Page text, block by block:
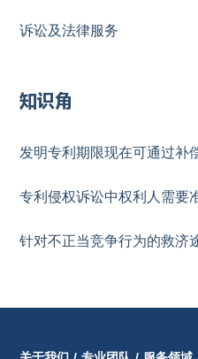
诉讼及法律服务
知识角
发明专利期限现在可通过补
专利侵权诉讼中权利人需要
针对不正当竞争行为的救济